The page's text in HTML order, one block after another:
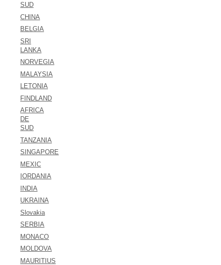
SUD
CHINA
BELGIA
SRI
LANKA
NORVEGIA
MALAYSIA
LETONIA
FINDLAND
AFRICA
DE
SUD
TANZANIA
SINGAPORE
MEXIC
IORDANIA
INDIA
UKRAINA
Slovakia
SERBIA
MONACO
MOLDOVA
MAURITIUS